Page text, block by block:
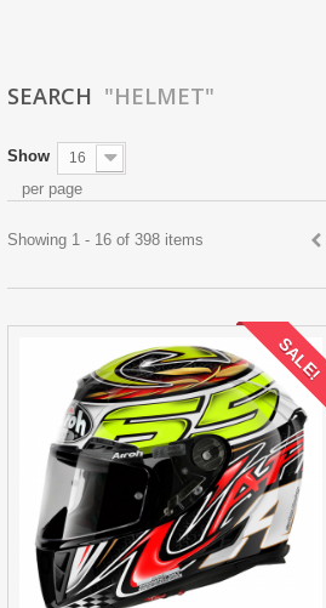
SEARCH "HELMET"
Show 16
per page
Showing 1 - 16 of 398 items
SALE!